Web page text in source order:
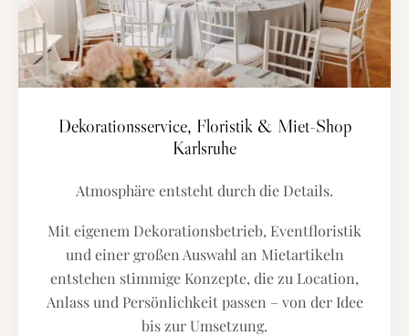
Dekorationsservice, Floristik & Miet-Shop
Karlsruhe
Atmosphäre entsteht durch die Details.
Mit eigenem Dekorationsbetrieb, Eventfloristik
und einer großen Auswahl an Mietartikeln
entstehen stimmige Konzepte, die zu Location,
Anlass und Persönlichkeit passen – von der Idee
bis zur Umsetzung.